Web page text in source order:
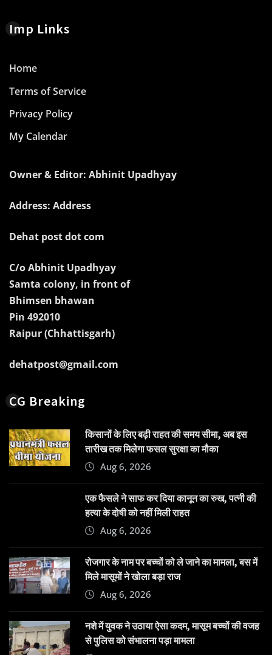
Imp Links
Home
Terms of Service
Privacy Policy
My Calendar
Owner & Editor: Abhinit Upadhyay
Address: Address
Dehat post dot com
C/o Abhinit Upadhyay
Samta colony, in front of
Bhimsen bhawan
Pin 492010
Raipur (Chhattisgarh)
dehatpost@gmail.com
CG Breaking
किसानों के लिए बढ़ी राहत की समय सीमा, अब इस
तारीख तक मिलेगा फसल सुरक्षा का मौका
Aug 6, 2026
एक फैसले ने साफ कर दिया कानून का रुख, पत्नी की
हत्या के दोषी को नहीं मिली राहत
Aug 6, 2026
रोजगार के नाम पर बच्चों को ले जाने का मामला, बस में
मिले मासूमों ने खोला बड़ा राज
Aug 6, 2026
नशे में युवक ने उठाया ऐसा कदम, मासूम बच्चों की वजह
से पुलिस को संभालना पड़ा मामला